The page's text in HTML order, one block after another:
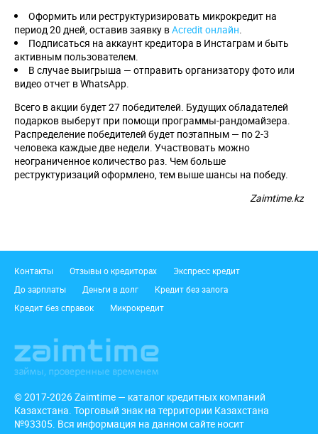
Оформить или реструктуризировать микрокредит на
период 20 дней, оставив заявку вAcredit онлайн.
Подписаться на аккаунт кредитора в Инстаграм и быть
активным пользователем.
В случае выигрыша — отправить организатору фото или
видео отчет в WhatsApp.
Всего в акции будет 27 победителей. Будущих обладателей
подарков выберут при помощи программы-рандомайзера.
Распределение победителей будет поэтапным — по 2-3
человека каждые две недели. Участвовать можно
неограниченное количество раз. Чем больше
реструктуризаций оформлено, тем выше шансы на победу.
Zaimtime.kz
Подвал
Контакты Отзывы о кредиторах
Экспресс кредит
До зарплаты
Деньги в долг
Кредит без залога
Кредит без справок
Микрокредит
© 2017-2026 Zaimtime — каталог кредитных компаний
Казахстана. Торговый знак на территории Казахстана
№93305. Вся информация на данном сайте носит